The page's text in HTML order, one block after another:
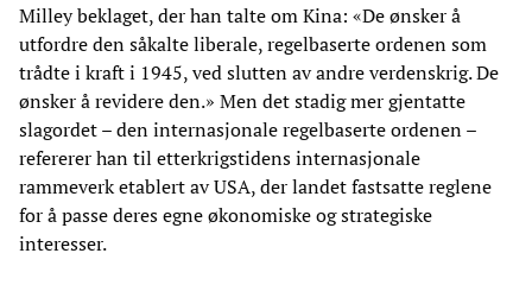
Milley beklaget, der han talte om Kina: «De ønsker å
utfordre den såkalte liberale, regelbaserte ordenen som
trådte i kraft i 1945, ved slutten av andre verdenskrig. De
ønsker å revidere den.» Men det stadig mer gjentatte
slagordet – den internasjonale regelbaserte ordenen –
refererer han til etterkrigstidens internasjonale
rammeverk etablert av USA, der landet fastsatte reglene
for å passe deres egne økonomiske og strategiske
interesser.